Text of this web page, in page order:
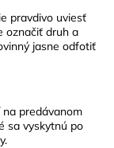
pravdivo uviesť
označiť druh a
jasne odfotiť
predávanom
sa vyskytnú po